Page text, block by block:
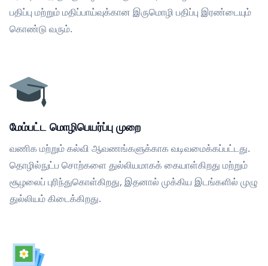
பதிப்பு மற்றும் மதிப்பாய்வுக்கான இருமொழி பதிப்பு இரண்டையும்
கொண்டு வரும்.
மேம்பட்ட மொழிபெயர்ப்பு முறை
வணிக மற்றும் கல்வி ஆவணங்களுக்காக வடிவமைக்கப்பட்டது.
தொழில்நுட்ப சொற்களை துல்லியமாகக் கையாள்கிறது மற்றும்
சூழலைப் புரிந்துகொள்கிறது, இதனால் முக்கிய இடங்களில் முழு
துல்லியம் கிடைக்கிறது.